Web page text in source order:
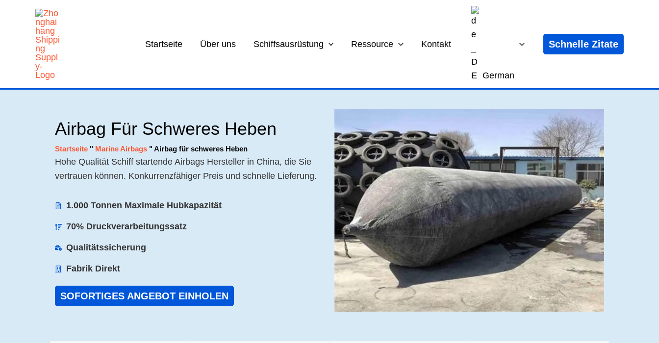
Startseite
Über uns Schiffsausrüstung Ressource Kontakt
German
Schnelle Zitate
Airbag Für Schweres Heben
Startseite " Marine Airbags "Airbag für schweres Heben
Hohe Qualität Schiff startende Airbags Hersteller in China, die Sie
vertrauen können. Konkurrenzfähiger Preis und schnelle Lieferung.
1.000 Tonnen Maximale Hubkapazität
70% Druckverarbeitungssatz
Qualitätssicherung
Fabrik Direkt
SOFORTIGES ANGEBOT EINHOLEN